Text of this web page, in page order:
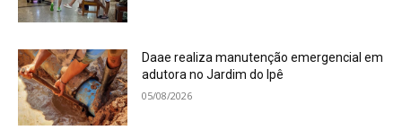
Daae realiza manutenção emergencial em
adutora no Jardim do Ipê
05/08/2026